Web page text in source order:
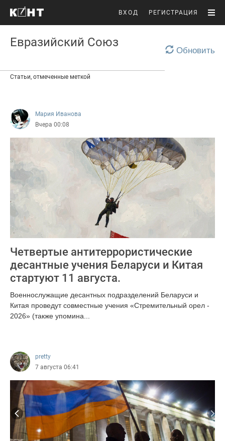
ВХОД РЕГИСТРАЦИЯ
Обновить
Евразийский Союз
Статьи, отмеченные меткой
Мария Иванова
Вчера 00:08
Четвертые антитеррористические
десантные учения Беларуси и Китая
стартуют 11 августа.
Военнослужащие десантных подразделений Беларуси и
Китая проведут совместные учения «Стремительный орел -
2026» (также упомина...
pretty
7 августа 06:41